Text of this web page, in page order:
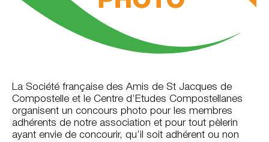
La Société française des Amis de St Jacques de
Compostelle et le Centre d’Etudes Compostellanes
organisent un concours photo pour les membres
adhérents de notre association et pour tout pèlerin
ayant envie de concourir, qu’il soit adhérent ou non